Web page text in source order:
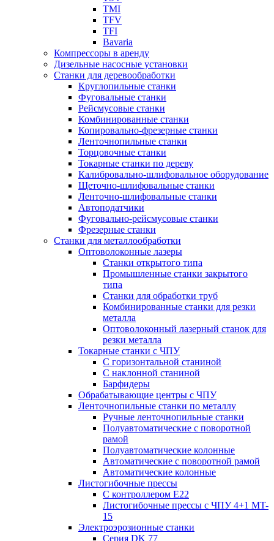
TMI
TFV
TFI
Bavaria
Компрессоры в аренду
Дизельные насосные установки
Станки для деревообработки
Круглопильные станки
Фуговальные станки
Рейсмусовые станки
Комбинированные станки
Копировально-фрезерные станки
Ленточнопильные станки
Торцовочные станки
Токарные станки по дереву
Калибровально-шлифовальное оборудование
Щеточно-шлифовальные станки
Ленточно-шлифовальные станки
Автоподатчики
Фуговально-рейсмусовые станки
Фрезерные станки
Станки для металлообработки
Оптоволоконные лазеры
Станки открытого типа
Промышленные станки закрытого
типа
Станки для обработки труб
Комбинированные станки для резки
металла
Оптоволоконный лазерный станок для
резки металла
Токарные станки с ЧПУ
С горизонтальной станиной
С наклонной станиной
Барфидеры
Обрабатывающие центры с ЧПУ
Ленточнопильные станки по металлу
Ручные ленточнопильные станки
Полуавтоматические с поворотной
рамой
Полуавтоматические колонные
Автоматические с поворотной рамой
Автоматические колонные
Листогибочные прессы
С контроллером E22
Листогибочные прессы с ЧПУ 4+1 MT-
15
Электроэрозионные станки
Серия DK 77